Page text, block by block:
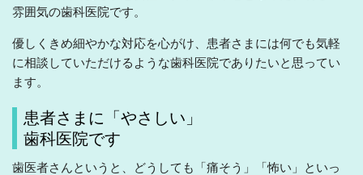
雰囲気の歯科医院です。
優しくきめ細やかな対応を心がけ、患者さまには何でも気軽
に相談していただけるような歯科医院でありたいと思ってい
ます。
患者さまに「やさしい」
歯科医院です
歯医者さんというと、どうしても「痛そう」「怖い」といっ